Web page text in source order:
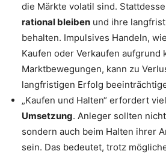
die Märkte volatil sind.
rational bleiben und ihre
behalten. Impulsives Handeln,
Kaufen oder Verkaufen aufgrund
Marktbewegungen, kann zu
langfristigen Erfolg
„Kaufen und Halten“ erfordert viel
Umsetzung. Anleger sollten
sondern auch beim Halten ihrer
sein. Das bedeutet, trotz